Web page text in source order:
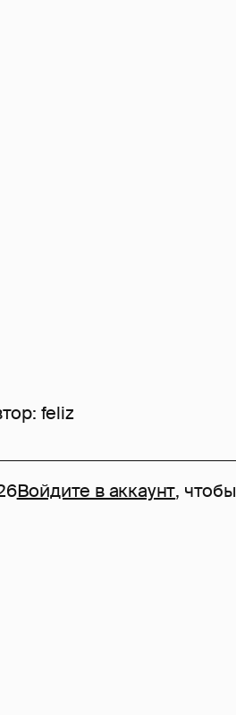
feliz
Войдите в аккаунт,